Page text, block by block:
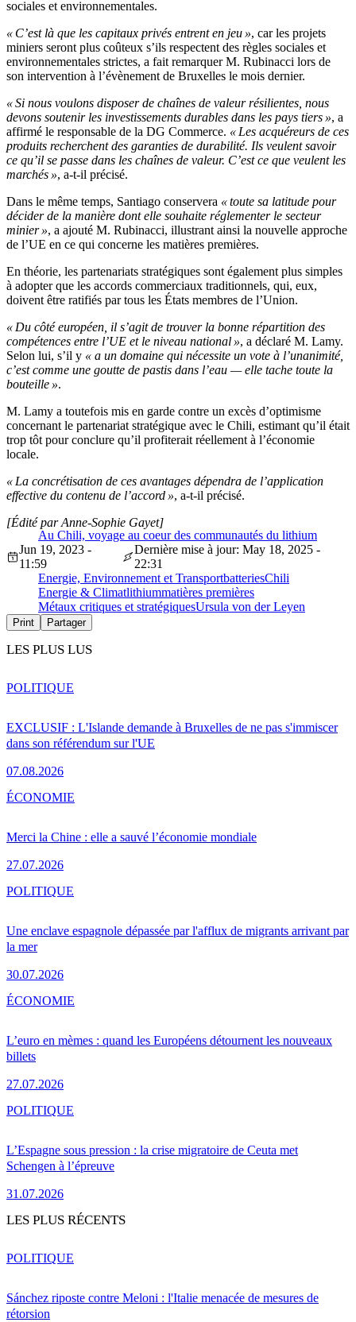
sociales et environnementales.
« C’est là que les capitaux privés entrent en jeu », car les projets
miniers seront plus coûteux s’ils respectent des règles sociales et
environnementales strictes, a fait remarquer M. Rubinacci lors de
son intervention à l’évènement de Bruxelles le mois dernier.
« Si nous voulons disposer de chaînes de valeur résilientes, nous
devons soutenir les investissements durables dans les pays tiers », a
affirmé le responsable de la DG Commerce. « Les acquéreurs de ces
produits recherchent des garanties de durabilité. Ils veulent savoir
ce qu’il se passe dans les chaînes de valeur. C’est ce que veulent les
marchés », a-t-il précisé.
Dans le même temps, Santiago conservera « toute sa latitude pour
décider de la manière dont elle souhaite réglementer le secteur
minier », a ajouté M. Rubinacci, illustrant ainsi la nouvelle approche
de l’UE en ce qui concerne les matières premières.
En théorie, les partenariats stratégiques sont également plus simples
à adopter que les accords commerciaux traditionnels, qui, eux,
doivent être ratifiés par tous les États membres de l’Union.
« Du côté européen, il s’agit de trouver la bonne répartition des
compétences entre l’UE et le niveau national », a déclaré M. Lamy.
Selon lui, s’il y « a un domaine qui nécessite un vote à l’unanimité,
c’est comme une goutte de pastis dans l’eau — elle tache toute la
bouteille ».
M. Lamy a toutefois mis en garde contre un excès d’optimisme
concernant le partenariat stratégique avec le Chili, estimant qu’il était
trop tôt pour conclure qu’il profiterait réellement à l’économie
locale.
« La concrétisation de ces avantages dépendra de l’application
effective du contenu de l’accord », a-t-il précisé.
Au Chili, voyage au coeur des communautés du lithium
[Édité par Anne-Sophie Gayet]
Jun 19, 2023 -
11:59
Dernière mise à jour: May 18, 2025 -
22:31
Energie, Environnement et TransportbatteriesChili
Energie & Climatlithiummatières premières
Métaux critiques et stratégiquesUrsula von der Leyen
Print Partager
LES PLUS LUS
EXCLUSIF : L'Islande demande à Bruxelles de ne pas s'immiscer
dans son référendum sur l'UE
07.08.2026
POLITIQUE
Merci la Chine : elle a sauvé l’économie mondiale
27.07.2026
ÉCONOMIE
Une enclave espagnole dépassée par l'afflux de migrants arrivant par
la mer
30.07.2026
POLITIQUE
L’euro en mèmes : quand les Européens détournent les nouveaux
billets
27.07.2026
ÉCONOMIE
L’Espagne sous pression : la crise migratoire de Ceuta met
Schengen à l’épreuve
31.07.2026
POLITIQUE
LES PLUS RÉCENTS
Sánchez riposte contre Meloni : l'Italie menacée de mesures de
rétorsion
POLITIQUE